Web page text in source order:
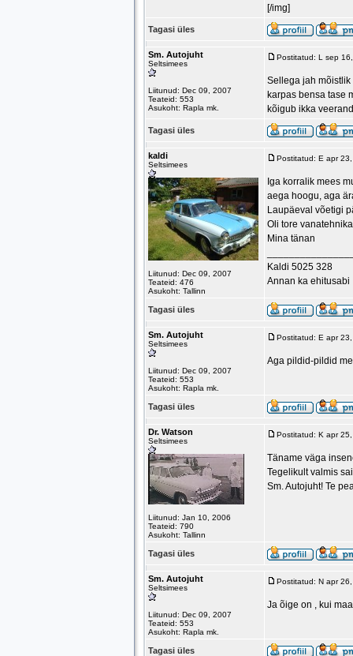
[/img]
Tagasi üles
Sm. Autojuht
Seltsimees
Liitunud: Dec 09, 2007
Teateid: 553
Asukoht: Rapla mk.
Postitatud: L sep
Sellega jah
karpas bensa tase
kõigub ikka
Tagasi üles
kaldi
Seltsimees
Liitunud: Dec 09, 2007
Teateid: 476
Asukoht: Tallinn
Postitatud: E apr
Iga korralik mees
aega hoogu, aga
Laupäeval võetigi
Oli tore
Mina tänan
Kaldi 5025 328
Annan ka ehitusabi
Tagasi üles
Sm. Autojuht
Seltsimees
Liitunud: Dec 09, 2007
Teateid: 553
Asukoht: Rapla mk.
Postitatud: E apr
Aga pildid-pildid
Tagasi üles
Dr. Watson
Seltsimees
Liitunud: Jan 10, 2006
Teateid: 790
Asukoht: Tallinn
Postitatud: K apr
Täname väga
Tegelikult valmis
Sm. Autojuht! Te
Tagasi üles
Sm. Autojuht
Seltsimees
Liitunud: Dec 09, 2007
Teateid: 553
Asukoht: Rapla mk.
Postitatud: N apr
Ja õige on , kui
Tagasi üles